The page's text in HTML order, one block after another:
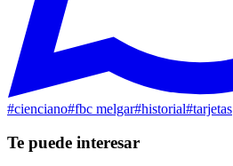
#cienciano#fbc melgar#historial#tarjetas
Te puede interesar